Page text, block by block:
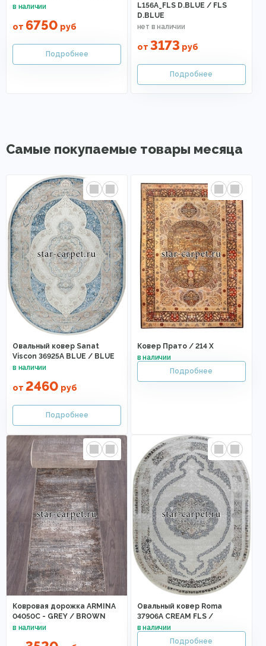
от 6750 руб
L156A_FLS D.BLUE / FLS
D.BLUE
от 3173 руб
Самые покупаемые товары месяца
Овальный ковер Sanat
Viscon 36925A BLUE / BLUE
от 2460 руб
Ковер Прато / 214 X
Ковровая дорожка ARMINA
04050C - GREY / BROWN
Овальный ковер Roma
37906A CREAM FLS /